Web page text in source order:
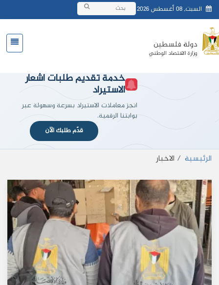
السبت, 08 أغسطس 2026
دولة فلسطين
وزارة الافتصاد الوطني
خدمة تقديم طلبات اشعار
الاستيراد
انجز معاملات الاستيراد بسرعة وسهولة عبر
بوابتنا الرقمية.
قدّم طلبك الآن
الرئيسية الاخبار